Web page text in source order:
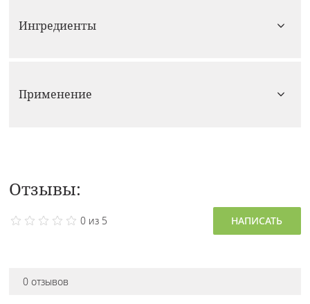
Ингредиенты
Применение
Отзывы:
0 из 5 НАПИСАТЬ
0 отзывов